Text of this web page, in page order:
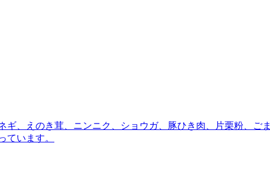
、えのき茸、ニンニク、ショウガ、豚ひき肉、片栗粉、ごま
ています。